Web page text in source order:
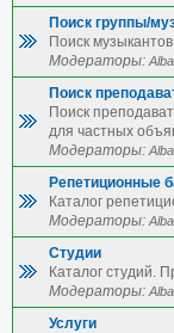
Поиск группы/
Поиск
Модераторы:Alba
Поиск
Поиск
для частных
Модераторы:Alba
Репетиционные
Каталог
Модераторы:Alba
Студии
Каталог студий.
Модераторы:Alba
Услуги